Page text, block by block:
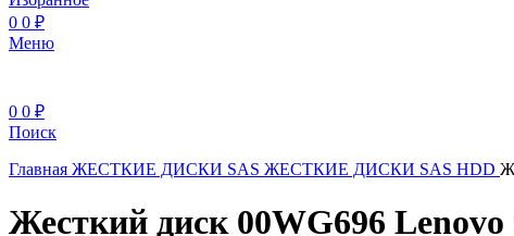
0 0 ₽
Меню
0 0 ₽
Поиск
Главная ЖЕСТКИЕ ДИСКИ SAS ЖЕСТКИЕ ДИСКИ SAS HDD
Жесткий диск 00WG696